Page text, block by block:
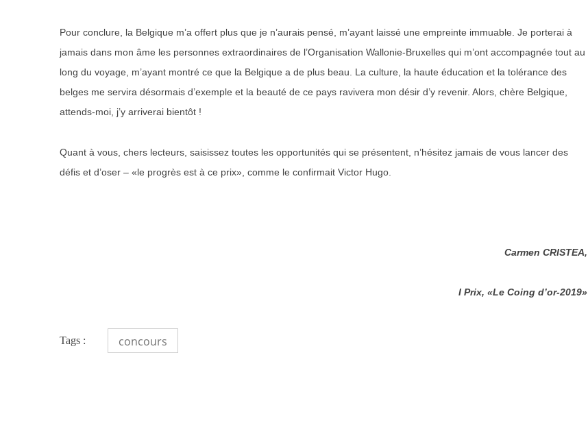
Pour conclure, la Belgique m’a offert plus que je n’aurais pensé, m’ayant laissé une empreinte immuable. Je porterai à
jamais dans mon âme les personnes extraordinaires de l’Organisation Wallonie-Bruxelles qui m’ont accompagnée tout au
long du voyage, m’ayant montré ce que la Belgique a de plus beau. La culture, la haute éducation et la tolérance des
belges me servira désormais d’exemple et la beauté de ce pays ravivera mon désir d’y revenir. Alors, chère Belgique,
attends-moi, j’y arriverai bientôt !
Quant à vous, chers lecteurs, saisissez toutes les opportunités qui se présentent, n’hésitez jamais de vous lancer des
défis et d’oser – «le progrès est à ce prix», comme le confirmait Victor Hugo.
Carmen CRISTEA,
I Prix, «Le Coing d’or-2019»
Tags : concours